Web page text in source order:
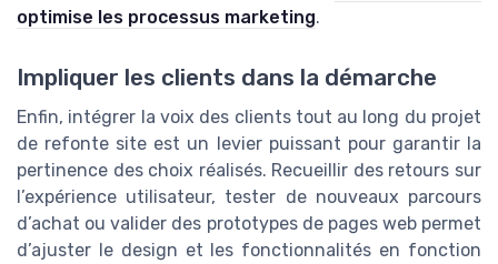
optimise les processus marketing.
Impliquer les clients dans la démarche
Enfin, intégrer la voix des clients tout au long du projet
de refonte site est un levier puissant pour garantir la
pertinence des choix réalisés. Recueillir des retours sur
l’expérience utilisateur, tester de nouveaux parcours
d’achat ou valider des prototypes de pages web permet
d’ajuster le design et les fonctionnalités en fonction